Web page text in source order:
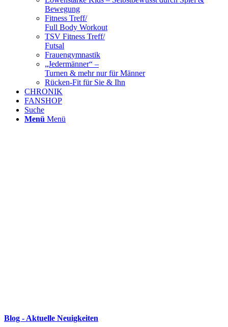
Bewegung
Fitness Treff/
Full Body Workout
TSV Fitness Treff/
Futsal
Frauengymnastik
„Jedermänner“ –
Turnen & mehr nur für Männer
Rücken-Fit für Sie & Ihn
CHRONIK
FANSHOP
Suche
Menü Menü
Blog - Aktuelle Neuigkeiten